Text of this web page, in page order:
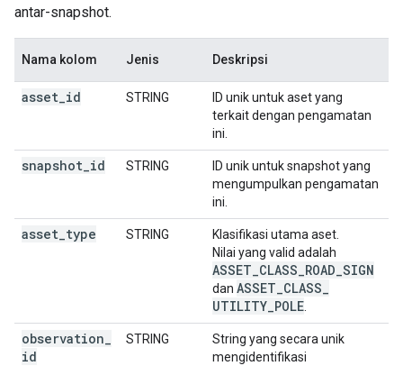
antar-snapshot.
Nama kolom Jenis Deskripsi
asset id STRING
ID unik untuk aset yang
terkait dengan pengamatan
ini.
snapshot id STRING
ID unik untuk snapshot yang
mengumpulkan pengamatan
ini.
asset type STRING
Klasifikasi utama aset.
Nilai yang valid adalah
ASSET CLASS ROAD SIGN
dan ASSET CLASS
UTILITY POLE
observation
id
STRING
String yang secara unik
mengidentifikasi